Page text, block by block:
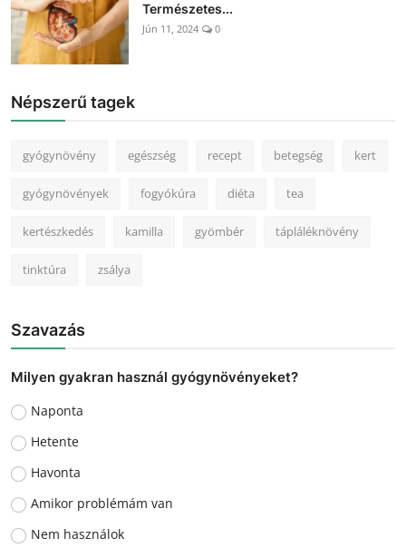
Természetes...
Jún 11, 2024 0
Népszerű tagek
gyógynövény egészség recept betegség kert
gyógynövények fogyókúra diéta tea
kertészkedés kamilla gyömbér tápláléknövény
tinktúra zsálya
Szavazás
Milyen gyakran használ gyógynövényeket?
Naponta
Hetente
Havonta
Amikor problémám van
Nem használok